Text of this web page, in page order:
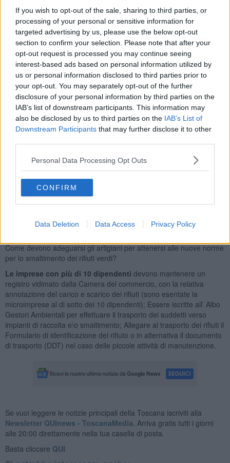
If you wish to opt-out of the sale, sharing to third parties, or
processing of your personal or sensitive information for
targeted advertising by us, please use the below opt-out
section to confirm your selection. Please note that after your
opt-out request is processed you may continue seeing
interest-based ads based on personal information utilized by
us or personal information disclosed to third parties prior to
your opt-out. You may separately opt-out of the further
disclosure of your personal information by third parties on the
IAB’s list of downstream participants. This information may
also be disclosed by us to third parties on the IAB’s List of
Downstream Participants that may further disclose it to other
Personal Data Processing Opt Outs
CONFIRM
Data Deletion Data Access Privacy Policy
invece considerati Rifiuti
speciali non pericolosi (da avviare a
recupero o smaltimento) se prodotti da un’attività di impresa al
servizio di un privato.
Un cambiamento non di poco conto – commenta il presidente
provinciale di Confartigianato Imprese del VerdeFabio Grotti
che ci fa piombare in una situazione difficilmente sostenibile. In
molte aree del Paesenon ci sono adeguate strutture per il
conferimento del materiale, con la conseguenza che gli
imprenditori che operano secondo le regole dovranno
necessariamente e a malincuore far lievitare i costi per il cliente
finale”.
“Come categoria – conclude il Presidente – ci chiediamo inoltre
quale sia la ratio per cui un lo stesso materiale vegetale, se
prodotto da un’impresa artigiana nell’ambito della sua attività
presso privati, debba essere classificato come rifiuto speciale non
valore di mercato se ceduto ad altre imprese agricole o avviato a
Come devono adeguarsi gli artigiani per attenersi alle nuove norme
per lo smaltimento dei rifiuti verdi?
Le imprese con più di 10 dipendenti devono mantenere un
registro vidimato dalla Camera del commercio, con la relativa
annotazione del carico e scarico dei rifiuti (sono esentate la
microimprese al di sotto dei 10 dipendenti); Essere iscritte all’ Albo
Gestori Ambientali per effettuare il trasporto dei suddetti verso
impianti di raccolta e\o smaltimento; Allegare al trasporto dei rifiuti il
Formulario di identificazione del rifiuto o in alternativa il documento
di trasporto (DDT) nel caso delle piccole attività di manutenzione.
Se vuoi leggere le notizie principali della Toscana iscriviti alla
Newsletter QUInews - ToscanaMedia. Arriva gratis tutti i giorni
alle 20:00 direttamente nella tua casella di posta.
Basta cliccare QUI